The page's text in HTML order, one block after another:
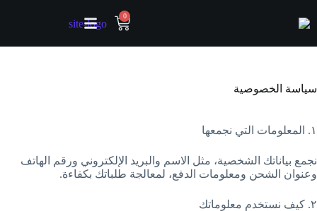
0
سياسة الخصوصية
١. المعلومات التي نجمعها
نجمع بياناتك الشخصية، مثل الاسم والبريد الإلكتروني ورقم الهاتف
وعنوان الشحن ومعلومات الدفع، لمعالجة طلباتك بكفاءة.
٢. كيف نستخدم معلوماتك